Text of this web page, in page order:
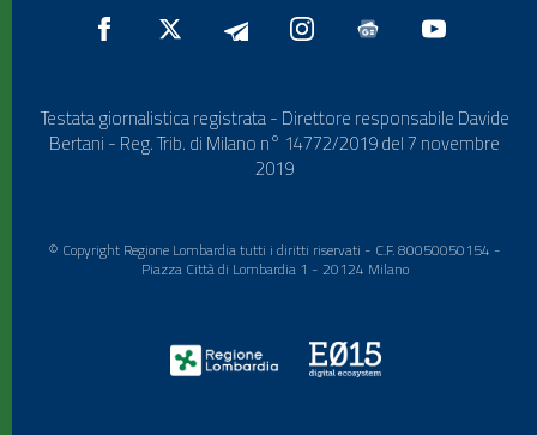
Testata giornalistica registrata - Direttore responsabile Davide
Bertani - Reg. Trib. di Milano n° 14772/2019 del 7 novembre
2019
© Copyright Regione Lombardia tutti i diritti riservati - C.F. 80050050154 -
Piazza Città di Lombardia 1 - 20124 Milano